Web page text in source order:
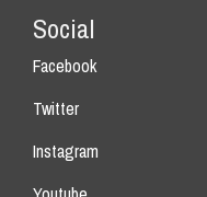
Social
Facebook
Twitter
Instagram